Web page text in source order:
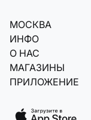
МОСКВА
ИНФО
О НАС
МАГАЗИНЫ
ПРИЛОЖЕНИЕ